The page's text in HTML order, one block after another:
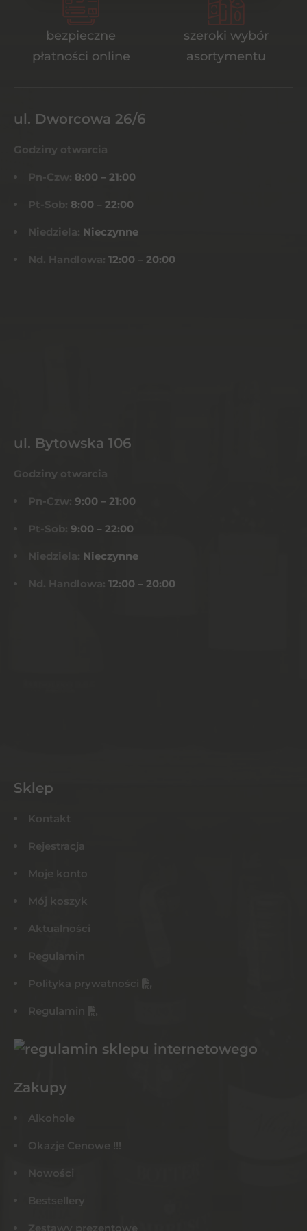
bezpieczne
płatności online
szeroki wybór
asortymentu
ul. Dworcowa 26/6
Godziny otwarcia
Pn-Czw: 8:00 – 21:00
Pt-Sob: 8:00 – 22:00
Niedziela: Nieczynne
Nd. Handlowa: 12:00 – 20:00
ul. Bytowska 106
Godziny otwarcia
Pn-Czw: 9:00 – 21:00
Pt-Sob: 9:00 – 22:00
Niedziela: Nieczynne
Nd. Handlowa: 12:00 – 20:00
Sklep
Kontakt
Rejestracja
Moje konto
Mój koszyk
Aktualności
Regulamin
Polityka prywatności
Regulamin
Zakupy
Alkohole
Okazje Cenowe !!!
Nowości
Bestsellery
Zestawy prezentowe